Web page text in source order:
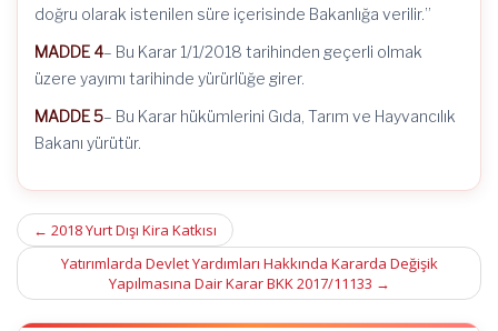
doğru olarak istenilen süre içerisinde Bakanlığa verilir.”
MADDE 4– Bu Karar 1/1/2018 tarihinden geçerli olmak
üzere yayımı tarihinde yürürlüğe girer.
MADDE 5– Bu Karar hükümlerini Gıda, Tarım ve Hayvancılık
Bakanı yürütür.
Post
navigation
← 2018 Yurt Dışı Kira Katkısı
Yatırımlarda Devlet Yardımları Hakkında Kararda Değişik
Yapılmasına Dair Karar BKK 2017/11133 →